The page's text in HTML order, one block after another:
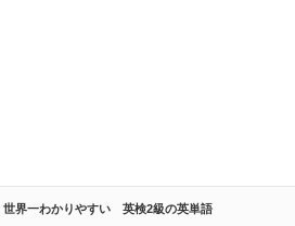
世界一わかりやすい 英検2級の英単語